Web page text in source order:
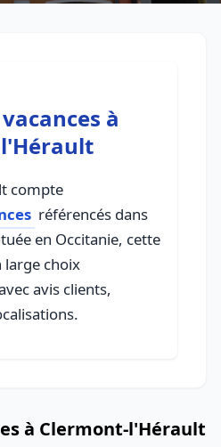
à
compte
référencés dans
en Occitanie, cette
choix
avis clients,
à Clermont-l'Hérault